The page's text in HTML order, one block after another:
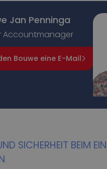
Jan Penninga
Accountmanager
Bouwe eine E-Mail
SICHERHEIT BEIM